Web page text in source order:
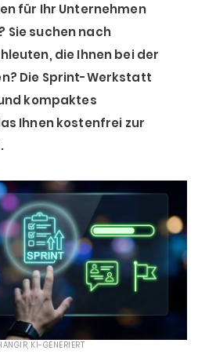
für Ihr Unternehmen
Sie suchen nach
die Ihnen bei der
Die Sprint-Werkstatt
kompaktes
Ihnen kostenfrei zur
KI-GENERIERT